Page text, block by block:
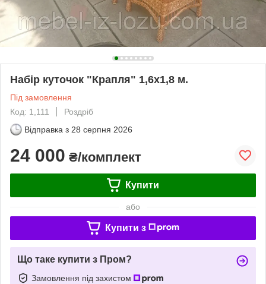
Набір куточок "Крапля" 1,6х1,8 м.
Під замовлення
Код: 1,111
Роздріб
Відправка з 28 серпня 2026
24 000 ₴/комплект
Купити
або
Купити з
Що таке купити з Пром?
Замовлення під захистом